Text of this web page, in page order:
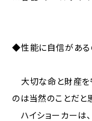
◆性能に自信がある
大切な命と財産を
のは当然のことだと
ハイショーカーは